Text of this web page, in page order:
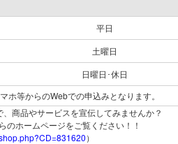
平日
土曜日
日曜日･休日
ホ等からのWebでの申込みとなります。
商品やサービスを宣伝してみませんか？
ホームページをご覧ください！！
）